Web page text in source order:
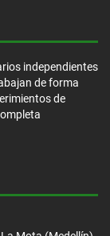
independientes
de forma
de